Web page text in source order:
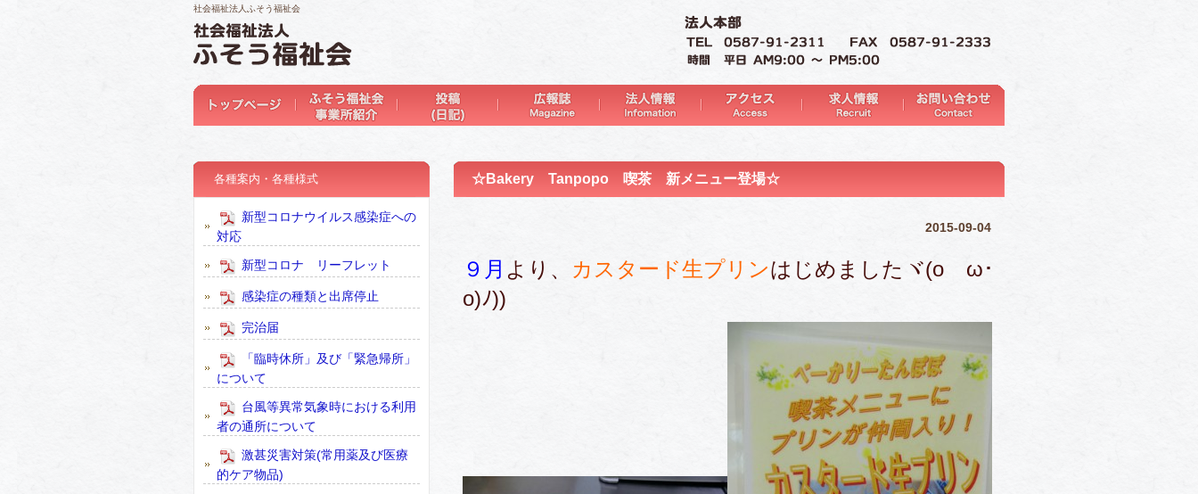
社会福祉法人ふそう福祉会
☆Bakery Tanpopo 喫茶 新メニュー登場☆
2015-09-04
９月 より、 カスタード生プリンはじめましたヾ(oゝω･
o)ﾉ))
各種案内・各種様式
新型コロナウイルス感染症への
対応
新型コロナ リーフレット
感染症の種類と出席停止
完治届
「臨時休所」及び「緊急帰所」
について
台風等異常気象時における利用
者の通所について
激甚災害対策(常用薬及び医療
的ケア物品)